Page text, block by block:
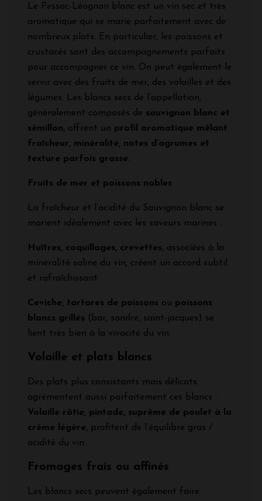
Le Pessac-Léognan blanc est un vin sec et très
aromatique qui se marie parfaitement avec de
nombreux plats. En particulier, les poissons et
crustacés sont des accompagnements parfaits
pour accompagner ce vin. On peut également le
servir avec des fruits de mer, des volailles et des
légumes. Les blancs secs de l’appellation,
généralement composés de sauvignon blanc et
sémillon, offrent un profil aromatique mêlant
fraîcheur, minéralité, notes d’agrumes et
texture parfois grasse.
Fruits de mer et poissons nobles
La fraîcheur et l’acidité du Sauvignon blanc se
marient idéalement avec les saveurs marines :
Huîtres, coquillages, crevettes, associées à la
minéralité saline du vin, créent un accord subtil
et rafraîchissant.
Ceviche, tartares de poissons ou poissons
blancs grillés (bar, sandre, saint-jacques) se
lient très bien à la vivacité du vin.
Volaille et plats blancs
Des plats plus consistants mais délicats
agrémentent aussi parfaitement ces blancs :
Volaille rôtie, pintade, suprême de poulet à la
crème légère, profitent de l’équilibre gras /
acidité du vin.
Fromages frais ou affinés
Les blancs secs peuvent également faire